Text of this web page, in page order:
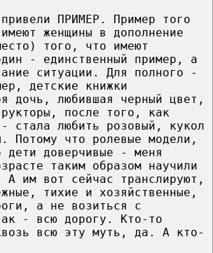
ПРИМЕР. Пример того
женщины в дополнение
того, что имеют
- единственный пример, а
ситуации. Для полного -
детские книжки
дочь, любившая черный цвет,
после того, как
стала любить розовый, кукол
Потому что ролевые модели,
дети доверчивые - меня
таким образом научили
А им вот сейчас транслируют,
тихие и хозяйственные,
а не возиться с
- всю дорогу. Кто-то
всю эту муть, да. А кто-